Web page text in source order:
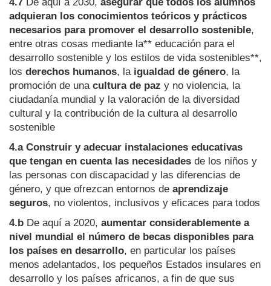
adquieran los conocimientos teóricos y prácticos
necesarios para promover el desarrollo sostenible,
entre otras cosas mediante la** educación para el
desarrollo sostenible y los estilos de vida sostenibles**,
los derechos humanos, la igualdad de género, la
promoción de una cultura de paz y no violencia, la
ciudadanía mundial y la valoración de la diversidad
cultural y la contribución de la cultura al desarrollo
sostenible
4.a Construir y adecuar instalaciones educativas
que tengan en cuenta las necesidades de los niños y
las personas con discapacidad y las diferencias de
género, y que ofrezcan entornos de aprendizaje
seguros, no violentos, inclusivos y eficaces para todos
4.b De aquí a 2020, aumentar considerablemente a
nivel mundial el número de becas disponibles para
los países en desarrollo, en particular los países
menos adelantados, los pequeños Estados insulares en
desarrollo y los países africanos, a fin de que sus